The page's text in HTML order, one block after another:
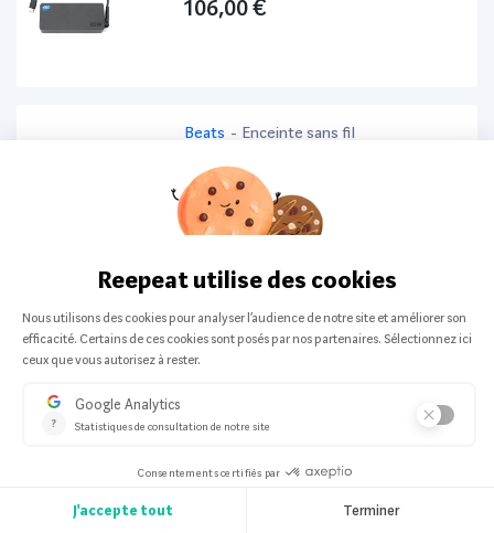
106,00 €
Beats - Enceinte sans fil
Enceinte Beats By Dr. Dre Pill - Rouge
One offer from:
140,00 €
159,00 €